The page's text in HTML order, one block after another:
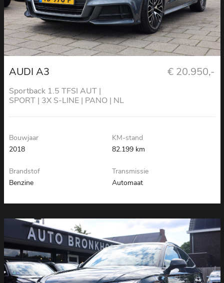
AUDI A3
Sportback 1.5 TFSI AUT |
SPORT | 3X S-LINE | PANO | NL
€ 20.950,-
Bouwjaar
2018
KM-stand
82.199 km
Brandstof
Benzine
Transmissie
Automaat